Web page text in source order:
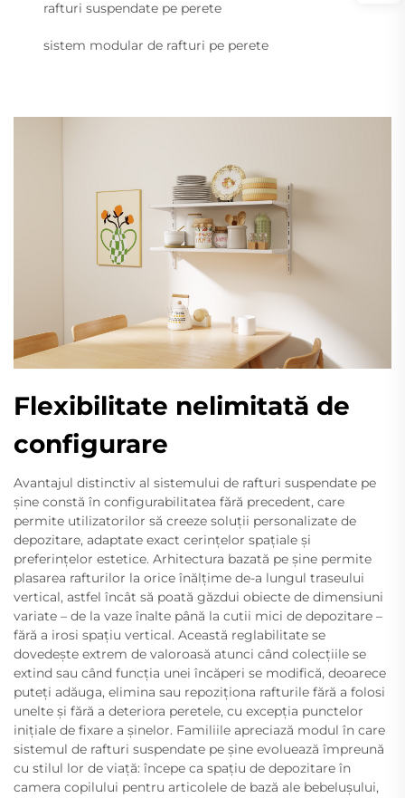
rafturi suspendate pe perete
sistem modular de rafturi pe perete
Flexibilitate nelimitată de
configurare
Avantajul distinctiv al sistemului de rafturi suspendate pe
șine constă în configurabilitatea fără precedent, care
permite utilizatorilor să creeze soluții personalizate de
depozitare, adaptate exact cerințelor spațiale și
preferințelor estetice. Arhitectura bazată pe șine permite
plasarea rafturilor la orice înălțime de-a lungul traseului
vertical, astfel încât să poată găzdui obiecte de dimensiuni
variate – de la vaze înalte până la cutii mici de depozitare –
fără a irosi spațiu vertical. Această reglabilitate se
dovedește extrem de valoroasă atunci când colecțiile se
extind sau când funcția unei încăperi se modifică, deoarece
puteți adăuga, elimina sau repoziționa rafturile fără a folosi
unelte și fără a deteriora peretele, cu excepția punctelor
inițiale de fixare a șinelor. Familiile apreciază modul în care
sistemul de rafturi suspendate pe șine evoluează împreună
cu stilul lor de viață: începe ca spațiu de depozitare în
camera copilului pentru articolele de bază ale bebelușului,